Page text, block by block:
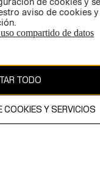
por copyright y es
aviso de cookies
compartido de datos
TODO
COOKIES Y SERVICIOS